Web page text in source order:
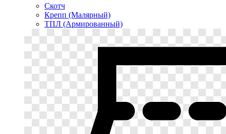
Скотч
Крепп (Малярный)
ТПЛ (Армированный)